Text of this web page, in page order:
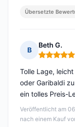
Übersetzte
B
Beth G.
Hinweis: 5
Veröffentlicht am
nach einem Kauf
Tolle Lage,
oder Garibaldi
ein tolles Preis-